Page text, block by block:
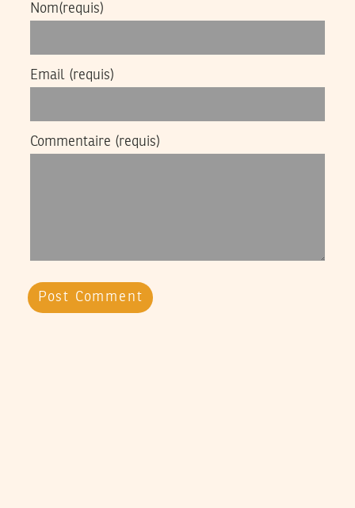
Nom(requis)
Email (requis)
Commentaire (requis)